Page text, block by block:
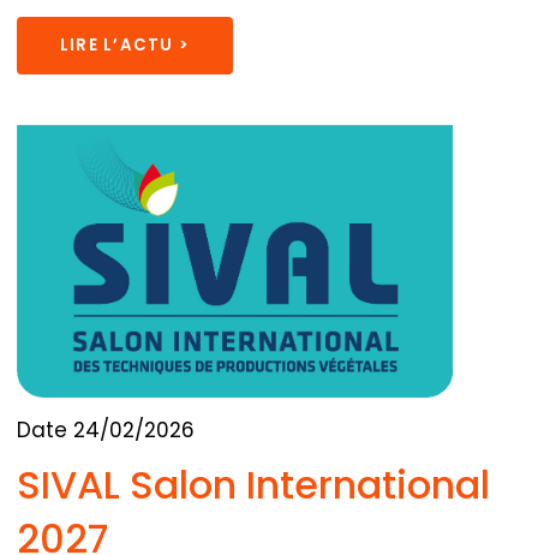
LIRE L’ACTU >
Date 24/02/2026
SIVAL Salon International
2027